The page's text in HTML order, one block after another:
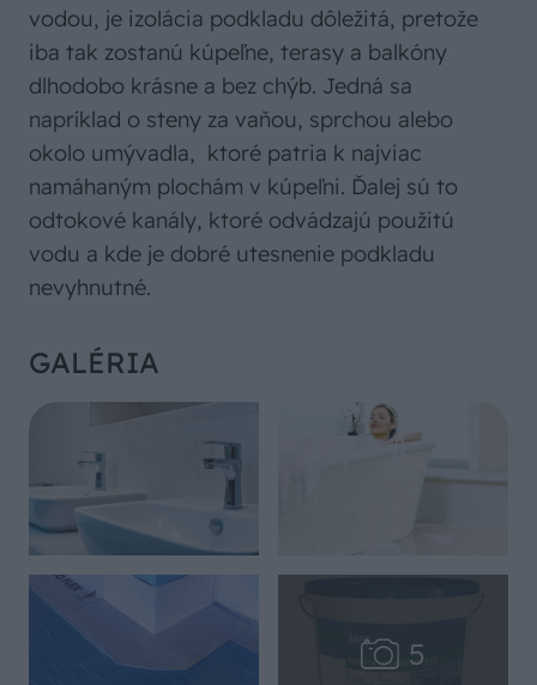
vodou, je izolácia podkladu dôležitá, pretože
iba tak zostanú kúpeľne, terasy a balkóny
dlhodobo krásne a bez chýb. Jedná sa
napríklad o steny za vaňou, sprchou alebo
okolo umývadla, ktoré patria k najviac
namáhaným plochám v kúpeľni. Ďalej sú to
odtokové kanály, ktoré odvádzajú použitú
vodu a kde je dobré utesnenie podkladu
nevyhnutné.
GALÉRIA